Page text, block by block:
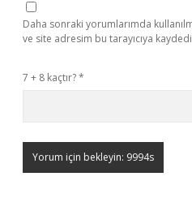
Daha sonraki yorumlarımda
ve site adresim bu tarayıcıya
7 + 8 kaçtır?*